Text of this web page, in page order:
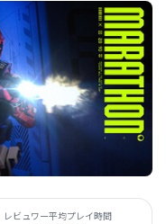
レビュワー平均プレイ時間